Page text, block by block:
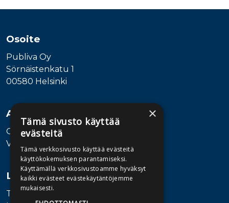
Osoite
Publiva Oy
Sörnäistenkatu 1
00580 Helsinki
Asiakaspalvelu
Ota yhteyttä
Vaihde: 010 345100
Lisätietoa
Toimitusehdot
×
Tämä sivusto käyttää
evästeitä
Tämä verkkosivusto käyttää evästeitä
käyttökokemuksen parantamiseksi.
Käyttämällä verkkosivustoamme hyväksyt
kaikki evästeet evästekäytäntöjemme
mukaisesti.